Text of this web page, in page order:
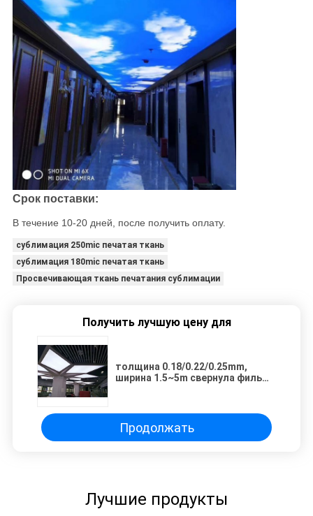
Срок поставки:
В течение 10-20 дней, после получить оплату.
сублимация 250mic печатая ткань
сублимация 180mic печатая ткань
Просвечивающая ткань печатания сублимации
Получить лучшую цену для
толщина 0.18/0.22/0.25mm,
ширина 1.5~5m свернула фильм
УЛЬТРАФИОЛЕТОВОГО
печатания
Продолжать
Лучшие продукты